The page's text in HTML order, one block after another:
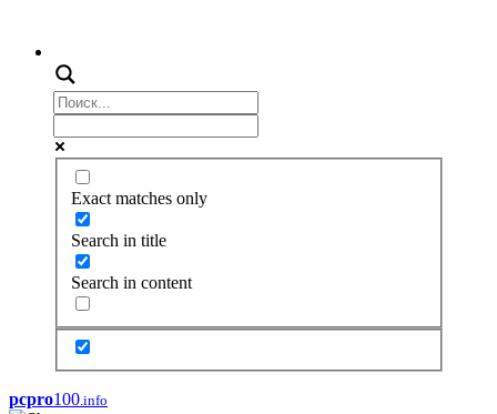
Exact matches only
Search in title
Search in content
pcpro100.info